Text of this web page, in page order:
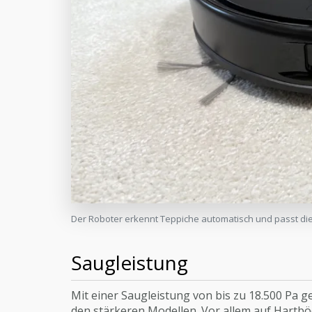
Der Roboter erkennt Teppiche automatisch und passt
Saugleistung
Mit einer Saugleistung von bis zu 18.500 Pa